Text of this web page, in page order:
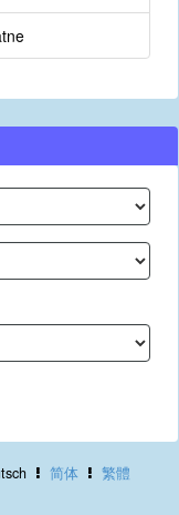
简体 繁體